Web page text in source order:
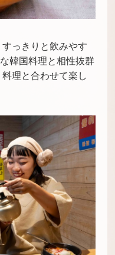
っきりと飲みやす
韓国料理と相性抜群
理と合わせて楽し